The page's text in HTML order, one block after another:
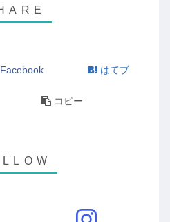
Facebook はてブ
コピー